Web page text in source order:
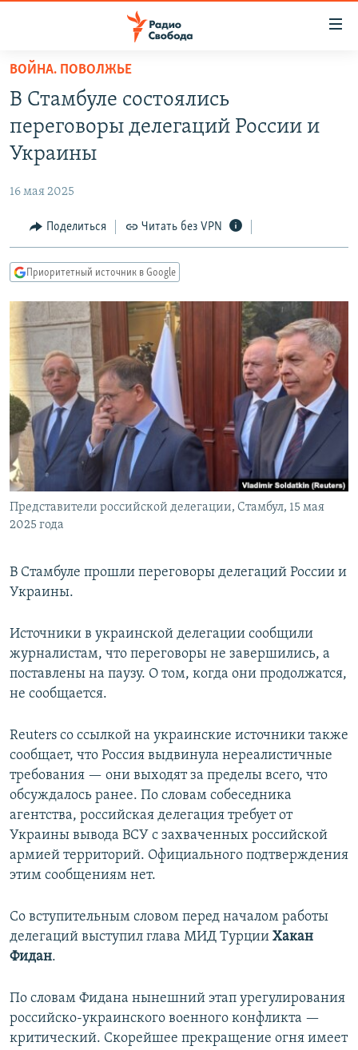
упрощенного
доступа
основному
Вернутся
Вернутся
поиску
ПРОГРАММЫ
АВТОРСКИЕ ПРОЕКТЫ
МНЕНИЯ
КУЛЬТУРА
КАВКАЗ.РЕАЛИИ
СЕВЕР.РЕАЛИИ
СИБИРЬ.РЕАЛИИ
РАСПИСАНИЕ ВЕЩАНИЯ
ПОДПИШИТЕСЬ НА РАССЫЛКУ
СОЦИАЛЬНЫЕ СЕТИ
ВОЙНА. ПОВОЛЖЬЕ
В Стамбуле состоялись
переговоры делегаций России и
Украины
16 мая 2025
Поделиться Читать без VPN
Приоритетный источник в Google
Представители российской делегации, Стамбул, 15 мая
2025 года
В Стамбуле прошли переговоры делегаций России и
Украины.
Источники в украинской делегации сообщили
журналистам, что переговоры не завершились, а
поставлены на паузу. О том, когда они продолжатся,
не сообщается.
Reuters со ссылкой на украинские источники также
сообщает, что Россия выдвинула нереалистичные
требования — они выходят за пределы всего, что
обсуждалось ранее. По словам собеседника
агентства, российская делегация требует от
Украины вывода ВСУ с захваченных российской
армией территорий. Официального подтверждения
этим сообщениям нет.
Со вступительным словом перед началом работы
делегаций выступил глава МИД Турции Хакан
Фидан.
По словам Фидана нынешний этап урегулирования
российско-украинского военного конфликта —
критический. Скорейшее прекращение огня имеет